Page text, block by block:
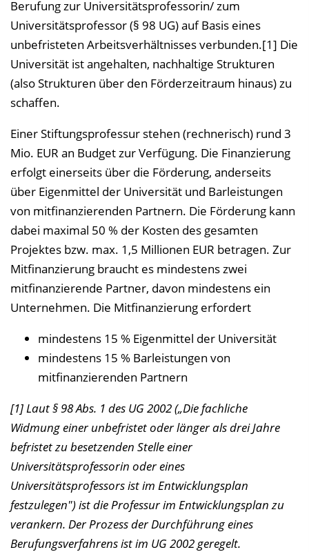
Berufung zur Universitätsprofessorin/ zum
Universitätsprofessor (§ 98 UG) auf Basis eines
unbefristeten Arbeitsverhältnisses verbunden.[1] Die
Universität ist angehalten, nachhaltige Strukturen
(also Strukturen über den Förderzeitraum hinaus) zu
schaffen.
Einer Stiftungsprofessur stehen (rechnerisch) rund 3
Mio. EUR an Budget zur Verfügung. Die Finanzierung
erfolgt einerseits über die Förderung, anderseits
über Eigenmittel der Universität und Barleistungen
von mitfinanzierenden Partnern. Die Förderung kann
dabei maximal 50 % der Kosten des gesamten
Projektes bzw. max. 1,5 Millionen EUR betragen. Zur
Mitfinanzierung braucht es mindestens zwei
mitfinanzierende Partner, davon mindestens ein
Unternehmen. Die Mitfinanzierung erfordert
mindestens 15 % Eigenmittel der Universität
mindestens 15 % Barleistungen von
mitfinanzierenden Partnern
[1] Laut § 98 Abs. 1 des UG 2002 („Die fachliche
Widmung einer unbefristet oder länger als drei Jahre
befristet zu besetzenden Stelle einer
Universitätsprofessorin oder eines
Universitätsprofessors ist im Entwicklungsplan
festzulegen") ist die Professur im Entwicklungsplan zu
verankern. Der Prozess der Durchführung eines
Berufungsverfahrens ist im UG 2002 geregelt.